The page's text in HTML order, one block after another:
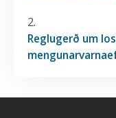
Reglugerð um